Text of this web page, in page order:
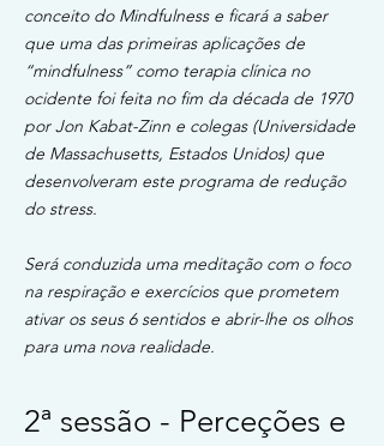
conceito do Mindfulness e ficará a saber
que uma das primeiras aplicações de
“mindfulness” como terapia clínica no
ocidente foi feita no fim da década de 1970
por Jon Kabat-Zinn e colegas (Universidade
de Massachusetts, Estados Unidos) que
desenvolveram este programa de redução
do stress.
Será conduzida uma meditação com o foco
na respiração e exercícios que prometem
ativar os seus 6 sentidos e abrir-lhe os olhos
para uma nova realidade.
2ª sessão - Perceções e